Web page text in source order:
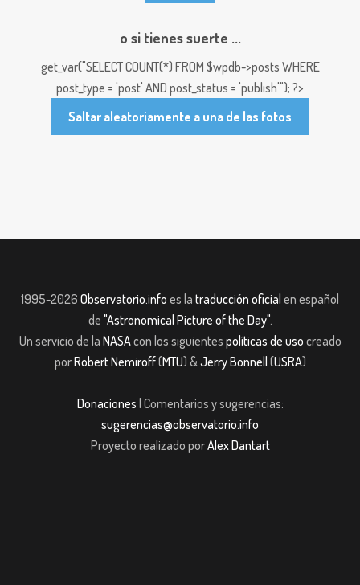
o si tienes suerte ...
get_var("SELECT COUNT(*) FROM $wpdb->posts WHERE
post_type = 'post' AND post_status = 'publish'"); ?>
Saltar aleatoriamente a una de las fotos
1995-2026 Observatorio.info es la traducción oficial en español
de "Astronomical Picture of the Day".
Un servicio de la NASAcon los siguientes políticas de uso creado
porRobert Nemiroff(MTU) &Jerry Bonnell (USRA)
Donaciones | Comentarios y sugerencias:
sugerencias@observatorio.info
Proyecto realizado porAlex Dantart